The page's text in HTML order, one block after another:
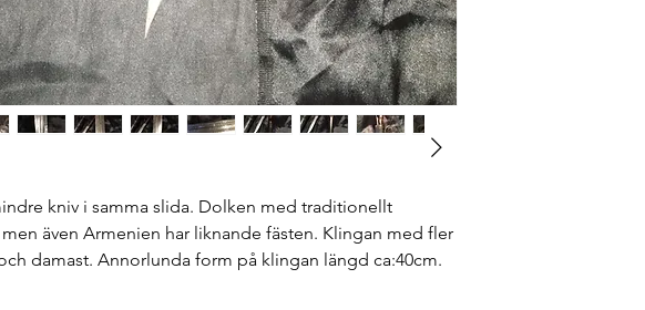
kniv i samma slida. Dolken med traditionellt
även Armenien har liknande fästen. Klingan med fler
damast. Annorlunda form på klingan längd ca:40cm.